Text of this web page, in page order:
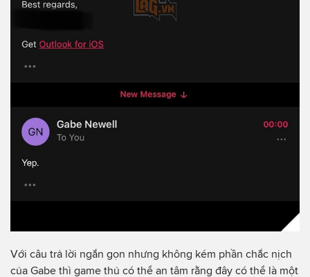
Với câu trả lời ngắn gọn nhưng không kém phần chắc nịch
của Gabe thì game thủ có thể an tâm rằng đây có thể là một